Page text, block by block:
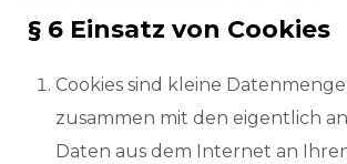
§ 6 Einsatz von Cookies
Cookies sind kleine
zusammen mit den eigentlich
Daten aus dem Internet an